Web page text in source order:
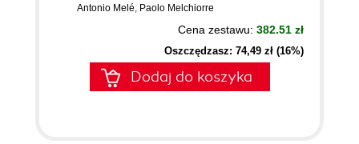
Antonio Melé, Paolo Melchiorre
Cena zestawu: 382.51 zł
Oszczędzasz: 74,49 zł (16%)
Dodaj do koszyka